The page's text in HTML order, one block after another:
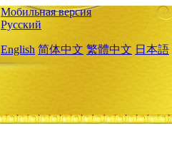
Мобильная версия
Русский
English 简体中文 繁體中文 日本語